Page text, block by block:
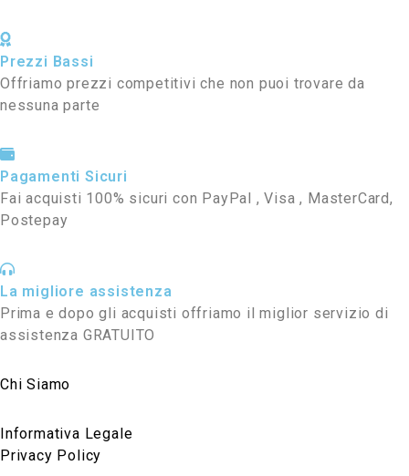
Prezzi Bassi
Offriamo prezzi competitivi che non puoi trovare da
nessuna parte
Pagamenti Sicuri
Fai acquisti 100% sicuri con PayPal , Visa , MasterCard,
Postepay
La migliore assistenza
Prima e dopo gli acquisti offriamo il miglior servizio di
assistenza GRATUITO
Chi Siamo
Informativa Legale
Privacy Policy